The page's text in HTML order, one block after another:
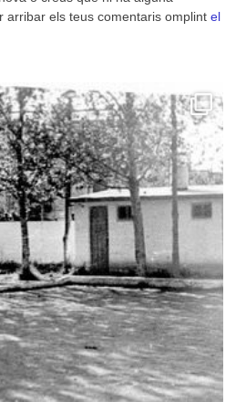
arribar els teus comentaris omplint el